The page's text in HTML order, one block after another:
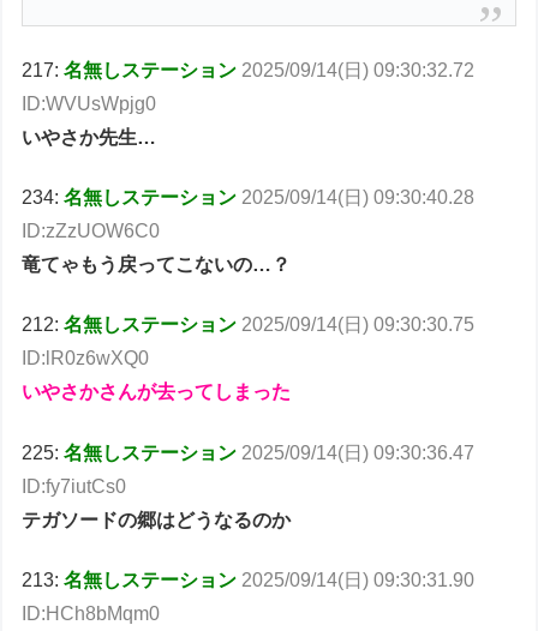
217:名無しステーション 2025/09/14(日) 09:30:32.72
ID:WVUsWpjg0
いやさか先生…
234:名無しステーション 2025/09/14(日) 09:30:40.28
ID:zZzUOW6C0
竜てゃもう戻ってこないの…？
212:名無しステーション 2025/09/14(日) 09:30:30.75
ID:lR0z6wXQ0
いやさかさんが去ってしまった
225:名無しステーション 2025/09/14(日) 09:30:36.47
ID:fy7iutCs0
テガソードの郷はどうなるのか
213:名無しステーション 2025/09/14(日) 09:30:31.90
ID:HCh8bMqm0